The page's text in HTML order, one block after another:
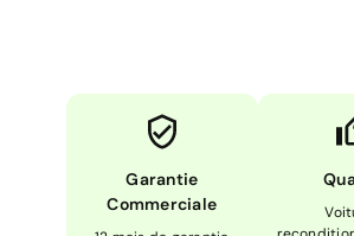
Garantie
Commerciale